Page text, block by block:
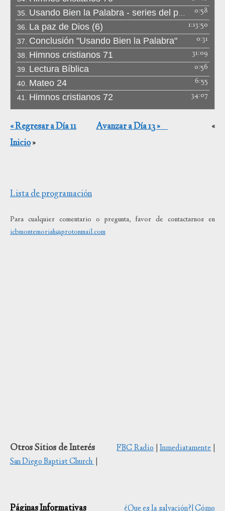
35. Usando Bien la Palabra - series del pasado 0:58
36. La paz de Dios (6) 1:13:50
37. Conclusión "Usando Bien la Palabra" 0:31
38. Himnos cristianos 71 31:09
39. Lectura Bíblica 0:56
40. Mateo 24 6:55
41. Himnos cristianos 72 34:07
« Regresar a Día 11 Avanzar a Día 13 » «
Inicio»
Lista de programación
Para cualquier comentario o pregunta, favor de contactarnos en
icbmontemoriah@protonmail.com
Otros Sitios de Interés FBC Radio|Inmediatamente
San Diego Baptist Church
¿Que es la salvación?|Cómo